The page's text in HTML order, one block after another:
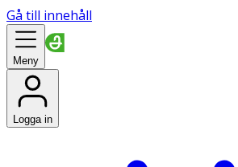
Gå till innehåll
Meny
Logga in